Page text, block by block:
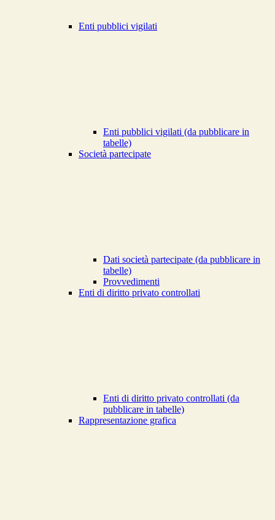
Enti pubblici vigilati
Enti pubblici vigilati (da pubblicare in
tabelle)
Società partecipate
Dati società partecipate (da pubblicare in
tabelle)
Provvedimenti
Enti di diritto privato controllati
Enti di diritto privato controllati (da
pubblicare in tabelle)
Rappresentazione grafica